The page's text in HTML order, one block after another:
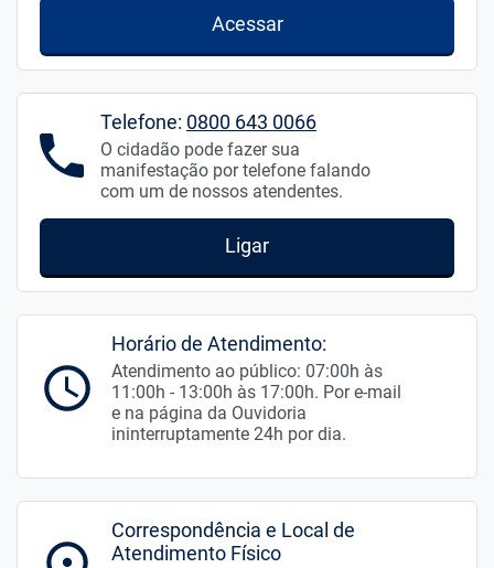
Acessar
Telefone: 0800 643 0066
O cidadão pode fazer sua
manifestação por telefone falando
com um de nossos atendentes.
Ligar
Horário de Atendimento:
Atendimento ao público: 07:00h às
11:00h - 13:00h às 17:00h. Por e-mail
e na página da Ouvidoria
ininterruptamente 24h por dia.
Correspondência e Local de
Atendimento Físico